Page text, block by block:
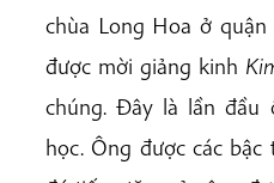
chùa Long Hoa ở
được mời giảng kinh
chúng. Đây là lần đầu
học. Ông được các